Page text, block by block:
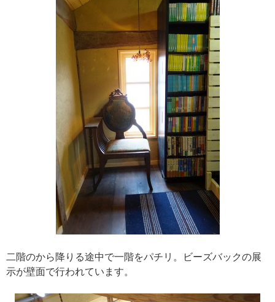
二階のから降りる途中で一階をパチリ。ビーズバックの展
示が壁面で行われています。